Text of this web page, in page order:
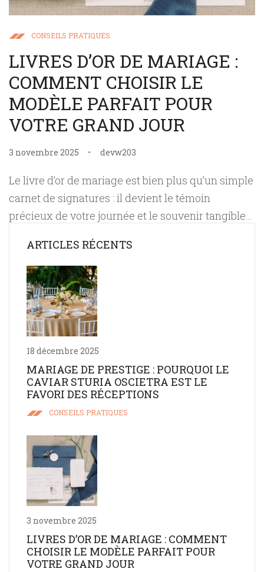
CONSEILS PRATIQUES
LIVRES D’OR DE MARIAGE :
COMMENT CHOISIR LE
MODÈLE PARFAIT POUR
VOTRE GRAND JOUR
3 novembre 2025 devw203
Le livre d’or de mariage est bien plus qu’un simple
carnet de signatures : il devient le témoin
précieux de votre journée et le souvenir tangible...
ARTICLES RÉCENTS
18 décembre 2025
MARIAGE DE PRESTIGE : POURQUOI LE
CAVIAR STURIA OSCIETRA EST LE
FAVORI DES RÉCEPTIONS
CONSEILS PRATIQUES
3 novembre 2025
LIVRES D’OR DE MARIAGE : COMMENT
CHOISIR LE MODÈLE PARFAIT POUR
VOTRE GRAND JOUR